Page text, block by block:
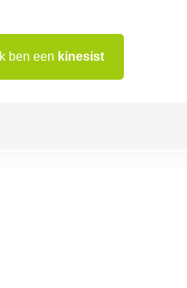
Ik ben een kinesist